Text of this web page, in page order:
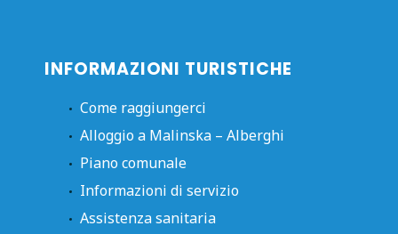
INFORMAZIONI TURISTICHE
Come raggiungerci
Alloggio a Malinska – Alberghi
Piano comunale
Informazioni di servizio
Assistenza sanitaria